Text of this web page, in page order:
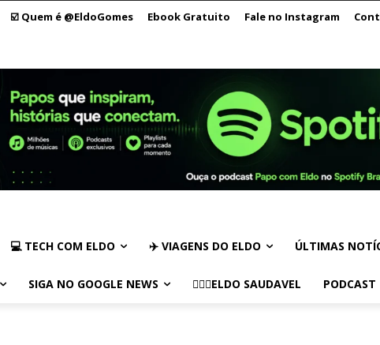
☑️ Quem é @EldoGomes Ebook Gratuito Fale no Instagram
💻 TECH COM ELDO ✈️ VIAGENS DO ELDO ÚLTIMAS
SIGA NO GOOGLE NEWS 🏃🏻‍♂️ELDO SAUDAVEL PODCAST